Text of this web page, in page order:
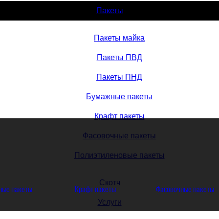
Пакеты
Пакеты майка
Пакеты ПВД
Пакеты ПНД
Бумажные пакеты
Крафт пакеты
Фасовочные пакеты
Полиэтиленовые пакеты
Скотч
Услуги
пакеты Крафт пакеты Фасовочные пакеты